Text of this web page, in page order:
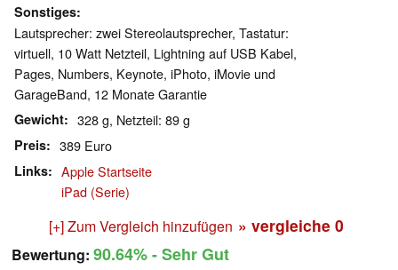
Sonstiges
Lautsprecher: zwei Stereolautsprecher, Tastatur:
virtuell, 10 Watt Netzteil, Lightning auf USB Kabel,
Pages, Numbers, Keynote, iPhoto, iMovie und
GarageBand, 12 Monate Garantie
Gewicht 328 g, Netzteil: 89 g
Preis 389 Euro
Links
Apple Startseite
iPad (Serie)
[+] Zum Vergleich hinzufügen » vergleiche 0
Bewertung: 90.64%- Sehr Gut